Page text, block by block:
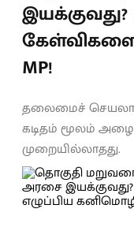
MP!
தலைமைச்
கடிதம் மூலம்
முறையில்லாதது.